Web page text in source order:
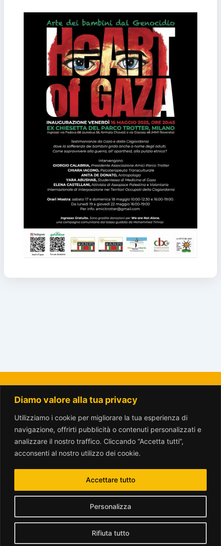
Diamo valore alla tua privacy
Utilizziamo i cookie per migliorare la tua esperienza di
navigazione, offrirti pubblicità o contenuti personalizzati e
analizzare il nostro traffico. Cliccando “Accetta tutti”,
acconsenti al nostro utilizzo dei cookie.
Personalizza
Rifiuta tutto
Accettare tutto
La Città del Sole - Amici del Parco Trotter o.n.l.u.s.
amicitrotter@gmail.com
www.parcotrotter.org è rilasciata sotto licenzaCreative Commons
Attribuzione - Non commerciale - Condividi allo stesso modo 2.5
Italia License.
Translate »